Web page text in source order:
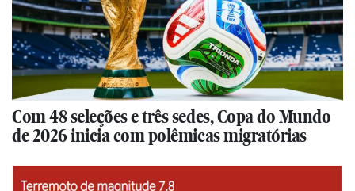
Com 48 seleções e três sedes, Copa do Mundo
de 2026 inicia com polêmicas migratórias